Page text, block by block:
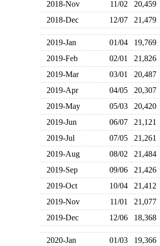
2018-Nov
11/02 20,459
2018-Dec
12/07 21,479
2019-Jan 01/04 19,769
2019-Feb
02/01 21,826
2019-Mar
03/01 20,487
2019-Apr
04/05 20,307
2019-May
05/03 20,420
2019-Jun
06/07 21,121
2019-Jul
07/05 21,261
2019-Aug
08/02 21,484
2019-Sep
09/06 21,426
2019-Oct
10/04 21,412
2019-Nov
11/01 21,077
2019-Dec
12/06 18,368
2020-Jan 01/03 19,366